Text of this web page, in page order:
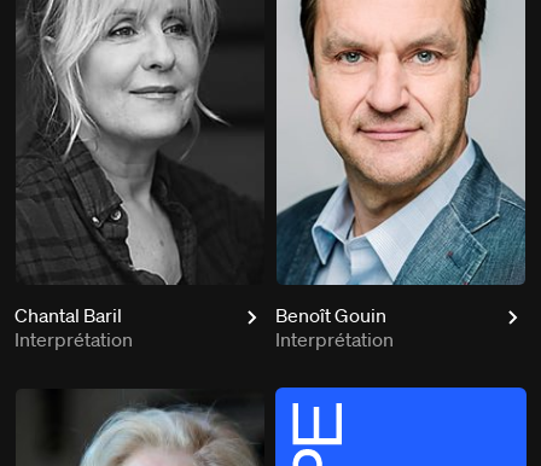
Chantal Baril
Interprétation
Benoît Gouin
Interprétation